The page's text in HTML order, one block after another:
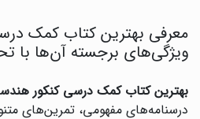
معرفی بهترین کتاب کمک
ویژگی‌های برجسته آن‌ها با
بهترین کتاب کمک درسی کنکور
درسنامه‌های مفهومی، تمرین‌های